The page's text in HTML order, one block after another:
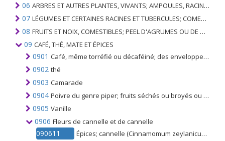
06 ARBRES ET AUTRES PLANTES, VIVANTS; AMPOULES, RACINES ET ANALOGUES; FLEURS COUPEES ET FEUILLAGE ORNEMENTAL
07 LÉGUMES ET CERTAINES RACINES ET TUBERCULES; COMESTIBLE
08 FRUITS ET NOIX, COMESTIBLES; PEEL D'AGRUMES OU DE MELONS
09 CAFÉ, THÉ, MATE ET ÉPICES
0901 Café, même torréfié ou décaféiné; des enveloppes et des peaux; succédanés de café contenant du café en toute proportion
0902 thé
0903 Camarade
0904 Poivre du genre piper; fruits séchés ou broyés ou pulvérisés du genre Capsicum ou du genre Pimenta
0905 Vanille
0906 Fleurs de cannelle et de cannelle
090611 Épices; cannelle (Cinnamomum zeylanicum Blume), non broyée ni moulue